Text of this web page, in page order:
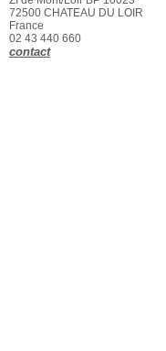
72500 CHATEAU DU LOIR
France
02 43 440 660
contact